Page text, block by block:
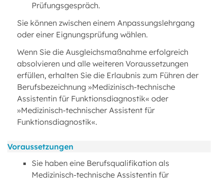
Prüfungsgespräch.
Sie können zwischen einem Anpassungslehrgang
oder einer Eignungsprüfung wählen.
Wenn Sie die Ausgleichsmaßnahme erfolgreich
absolvieren und alle weiteren Voraussetzungen
erfüllen, erhalten Sie die Erlaubnis zum Führen der
Berufsbezeichnung »Medizinisch-technische
Assistentin für Funktionsdiagnostik« oder
»Medizinisch-technischer Assistent für
Funktionsdiagnostik«.
Voraussetzungen
Sie haben eine Berufsqualifikation als
Medizinisch-technische Assistentin für